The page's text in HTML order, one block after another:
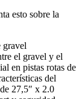
esto sobre la
gravel
el gravel y el
en pistas rotas de
del
27,5″ x 2.0